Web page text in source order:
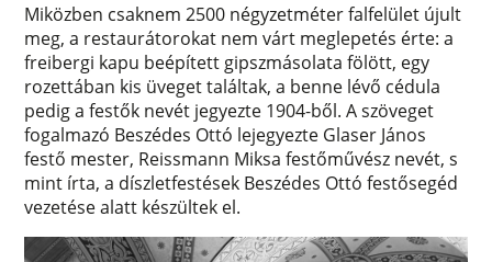
Miközben csaknem 2500 négyzetméter falfelület újult
meg, a restaurátorokat nem várt meglepetés érte: a
freibergi kapu beépített gipszmásolata fölött, egy
rozettában kis üveget találtak, a benne lévő cédula
pedig a festők nevét jegyezte 1904-ből. A szöveget
fogalmazó Beszédes Ottó lejegyezte Glaser János
festő mester, Reissmann Miksa festőművész nevét, s
mint írta, a díszletfestések Beszédes Ottó festősegéd
vezetése alatt készültek el.